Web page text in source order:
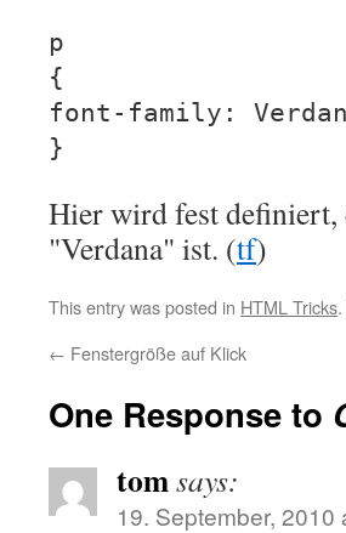
p
{
font-family:
}
Hier wird fest definiert,
"Verdana" ist. (tf)
This entry was posted in HTML Tricks
← Fenstergröße auf Klick
One Response to
tomsays:
19. September, 2010